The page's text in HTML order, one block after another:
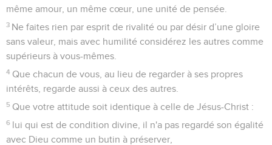
même amour, un même cœur, une unité de pensée.
3 Ne faites rien par esprit de rivalité ou par désir d’une gloire
sans valeur, mais avec humilité considérez les autres comme
supérieurs à vous-mêmes.
4 Que chacun de vous, au lieu de regarder à ses propres
intérêts, regarde aussi à ceux des autres.
5 Que votre attitude soit identique à celle de Jésus-Christ :
6 lui qui est de condition divine, il n'a pas regardé son égalité
avec Dieu comme un butin à préserver,